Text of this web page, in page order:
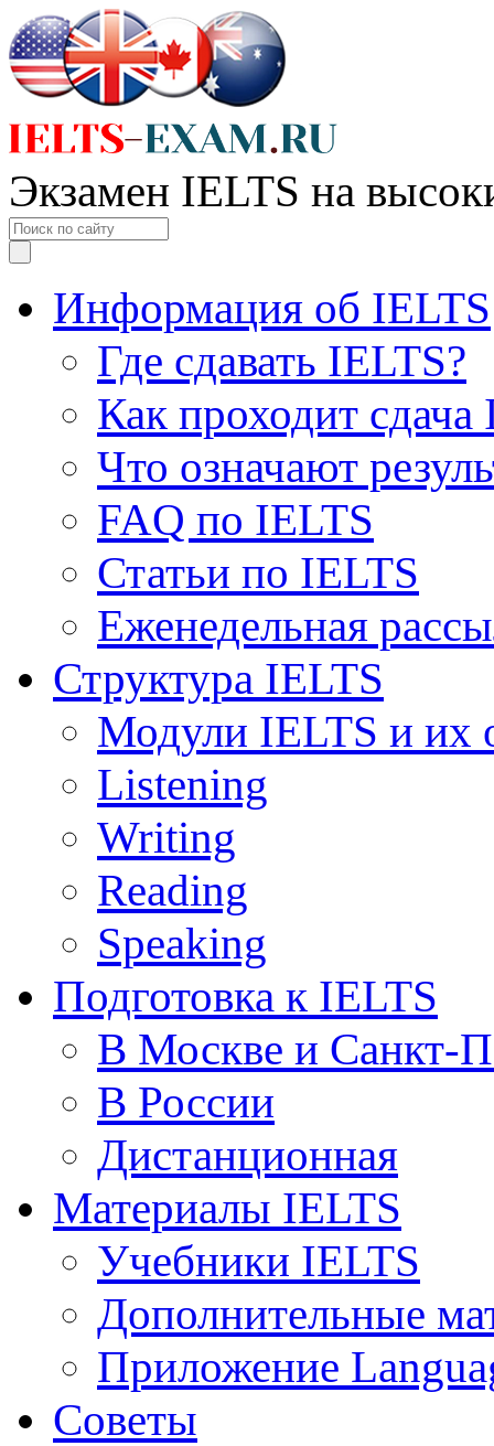
Экзамен IELTS на
Информация об IELTS
Где сдавать IELTS?
Как проходит сдача
Что означают
FAQ по IELTS
Статьи по IELTS
Еженедельная
Структура IELTS
Модули IELTS и их
Listening
Writing
Reading
Speaking
Подготовка к IELTS
В Москве и Санкт-
В России
Дистанционная
Материалы IELTS
Учебники IELTS
Дополнительные
Приложение
Советы